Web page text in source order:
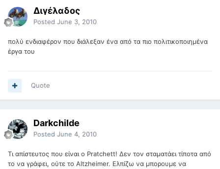
Διγέλαδος
Posted June 3, 2010
πολύ ενδιαφέρον που διάλεξαν ένα από τα πιο πολιτικοποιημένα
έργα του
Quote
Darkchilde
Posted June 4, 2010
Τι απίστευτος που είναι ο Pratchett! Δεν τον σταματάει τίποτα από
το να γράφει, ούτε το Altzheimer. Ελπίζω να μπορουμε να